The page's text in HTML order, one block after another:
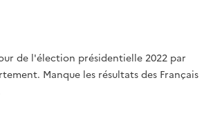
de l'élection présidentielle 2022 par
Manque les résultats des Français